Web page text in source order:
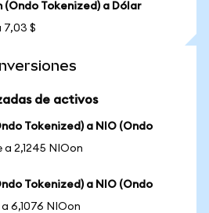
Tokenized) a Dólar
7,03 $
de activos
Tokenized) a NIO (Ondo
a 2,1245 NIOon
Tokenized) a NIO (Ondo
6,1076 NIOon